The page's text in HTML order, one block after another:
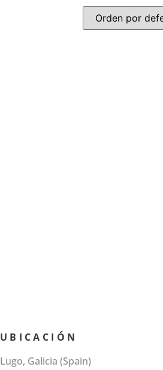
UBICACIÓN
Lugo, Galicia (Spain)